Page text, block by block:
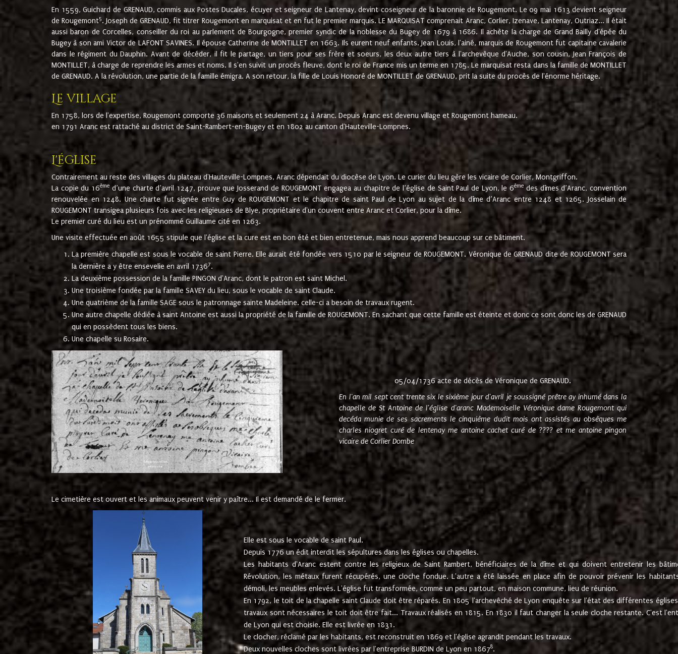
En 1559, Guichard de GRENAUD, commis aux Postes Ducales, écuyer et seigneur de Lantenay, devint coseigneur de la baronnie de Rougemont. Le 09 mai 1613 devient seigneur
de Rougemont5. Joseph de GRENAUD, fit titrer Rougemont en marquisat et en fut le premier marquis. LE MARQUISAT comprenait Aranc, Corlier, Izenave, Lantenay, Outriaz... Il était
aussi baron de Corcelles, conseiller du roi au parlement de Bourgogne, premier syndic de la noblesse du Bugey de 1679 à 1686. Il achète la charge de Grand Bailly d'épée du
Bugey à son ami Victor de LAFONT SAVINES. Il épouse Catherine de MONTILLET en 1663. Ils eurent neuf enfants. Jean Louis, l'ainé, marquis de Rougemont fut capitaine cavalerie
dans le régiment du Dauphin. Avant de décéder, il fit le partage, un tiers pour ses frère et soeurs, les deux autre tiers à l'archevêque d'Auche, son cousin, Jean François de
MONTILLET, à charge de reprendre les armes et noms. Il s'en suivit un procès fleuve, dont le roi de France mis un terme en 1785. Le marquisat resta dans la famille de MONTILLET
de GRENAUD. A la révolution, une partie de la famille émigra. A son retour, la fille de Louis Honoré de MONTILLET de GRENAUD, prit la suite du procès de l'énorme héritage.
Le village
En 1758, lors de l'expertise, Rougemont comporte 36 maisons et seulement 24 à Aranc. Depuis Aranc est devenu village et Rougemont hameau.
en 1791 Aranc est rattaché au district de Saint-Rambert-en-Bugey et en 1802 au canton d'Hauteville-Lompnes.
L'église
Contrairement au reste des villages du plateau d'Hauteville-Lompnes, Aranc dépendait du diocèse de Lyon. Le curier du lieu gère les vicaire de Corlier, Montgriffon.
La copie du 16ème d’une charte d’avril 1247, prouve que Josserand de ROUGEMONT engagea au chapitre de l’église de Saint Paul de Lyon, le 6ème des dîmes d’Aranc, convention
renouvelée en 1248. Une charte fut signée entre Guy de ROUGEMONT et le chapitre de saint Paul de Lyon au sujet de la dîme d’Aranc entre 1248 et 1265. Josselain de
ROUGEMONT transigea plusieurs fois avec les religieuses de Blye, propriétaire d'un couvent entre Aranc et Corlier, pour la dîme.
Le premier curé du lieu est un prénommé Guillaume cité en 1263.
Une visite effectuée en août 1655 stipule que l'église et la cure est en bon été et bien entretenue, mais nous apprend beaucoup sur ce bâtiment.
La première chapelle est sous le vocable de saint Pierre. Elle aurait été fondée vers 1510 par le seigneur de ROUGEMONT. Véronique de GRENAUD dite de ROUGEMONT sera
la dernière a y être ensevelie en avril 17367.
La deuxième possession de la famille PINGON d'Aranc, dont le patron est saint Michel.
Une troisième fondée par la famille SAVEY du lieu, sous le vocable de saint Claude.
Une quatrième de la famille SAGE sous le patronnage sainte Madeleine. celle-ci a besoin de travaux rugent.
Une autre chapelle dédiée à saint Antoine est aussi la propriété de la famille de ROUGEMONT. En sachant que cette famille est éteinte et donc ce sont donc les de GRENAUD
qui en possèdent tous les biens.
Une chapelle su Rosaire.
05/04/1736 acte de décès de Véronique de GRENAUD.
En l'an mil sept cent trente six le sixième jour d'avril je soussigné prêtre ay inhumé dans la
chapelle de St Antoine de l'église d'aranc Mademoiselle Véronique dame Rougemont qui
decéda munie de ses sacrements le cinquième dudit mois ont assistés au obsèques me
charles niogret curé de lentenay me antoine cachet curé de ???? et me antoine pingon
vicaire de Corlier Dombe
Le cimetière est ouvert et les animaux peuvent venir y paître... Il est demandé de le fermer.
Elle est sous le vocable de saint Paul.
Depuis 1776 un édit interdit les sépultures dans les églises ou chapelles.
Les habitants d'Aranc estent contre les religieux de Saint Rambert, bénéficiaires de la dîme et qui doivent entretenir les
Révolution, les métaux furent récupérés, une cloche fondue. L'autre a été laissée en place afin de pouvoir prévenir les
démoli, les meubles enlevés. L'église fut transformée, comme un peu partout, en maison commune, lieu de réunion.
En 1792, le toit de la chapelle saint Claude doit être réparés. En 1805 l'archevêché de Lyon enquête sur l'état des différentes
travaux sont nécessaires le toit doit être fait... Travaux réalisés en 1815. En 1830 il faut changer la seule cloche restante. C'est
de Lyon qui est choisie. Elle est livrée en 1831.
Le clocher, réclamé par les habitants, est reconstruit en 1869 et l'église agrandit pendant les travaux.
Deux nouvelles cloches sont livrées par l'entreprise BURDIN de Lyon en 18678.